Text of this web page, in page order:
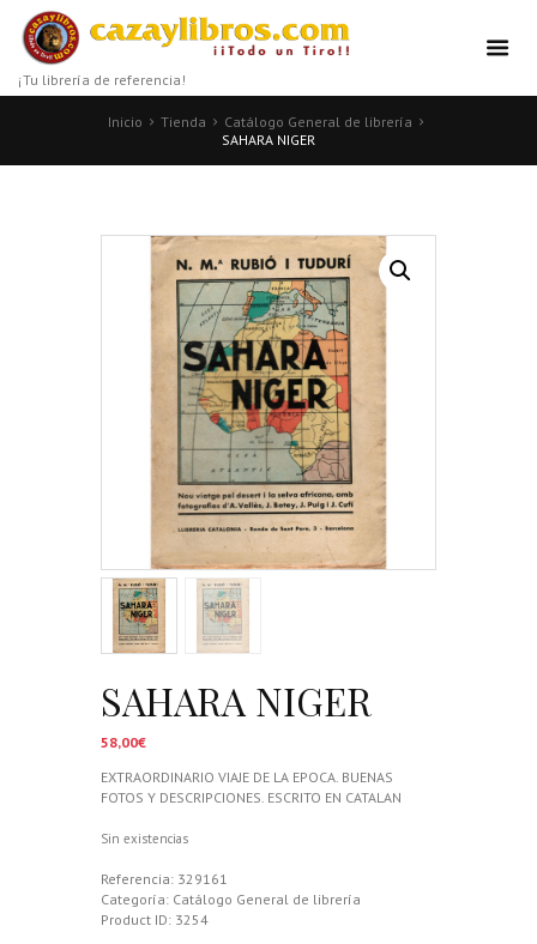
¡Tu librería de referencia!
Inicio Tienda
Catálogo General de librería
SAHARA NIGER
SAHARA NIGER
58,00€
EXTRAORDINARIO VIAJE DE LA EPOCA. BUENAS
FOTOS Y DESCRIPCIONES. ESCRITO EN CATALAN
Sin existencias
Referencia: 329161
Categoría: Catálogo General de librería
Product ID: 3254